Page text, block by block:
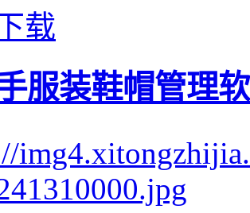
载
服装鞋帽管理